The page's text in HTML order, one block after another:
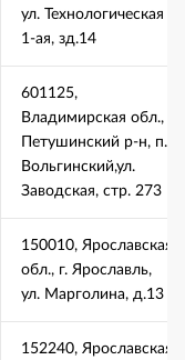
ул. Технологическая
1-ая, зд.14
601125,
Владимирская обл.,
Петушинский р-н, п.
Вольгинский,ул.
Заводская, стр. 273
150010, Ярославская
обл., г. Ярославль,
ул. Марголина, д.13
152240, Ярославская